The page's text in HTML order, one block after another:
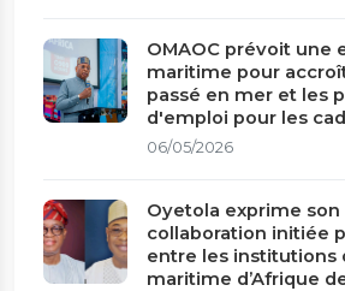
OMAOC prévoit une
maritime pour
passé en mer et les
d'emploi pour les
06/05/2026
Oyetola exprime son
collaboration initiée
entre les institutions
maritime d’Afrique